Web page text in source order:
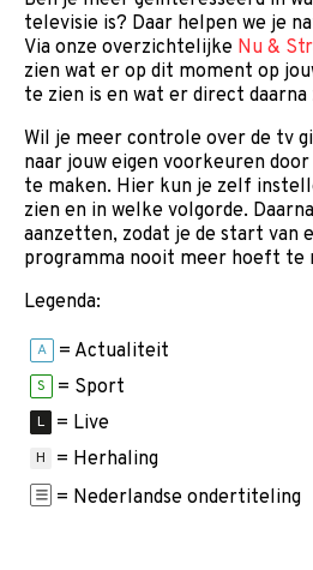
televisie is? Daar helpen we je
Via onze overzichtelijke Nu &
zien wat er op dit moment op
te zien is en wat er direct daarna
Wil je meer controle over de tv
naar jouw eigen voorkeuren
te maken. Hier kun je zelf
zien en in welke volgorde.
aanzetten, zodat je de start van
programma nooit meer hoeft te
Legenda:
A = Actualiteit
S = Sport
L = Live
H
= Herhaling
= Nederlandse ondertiteling